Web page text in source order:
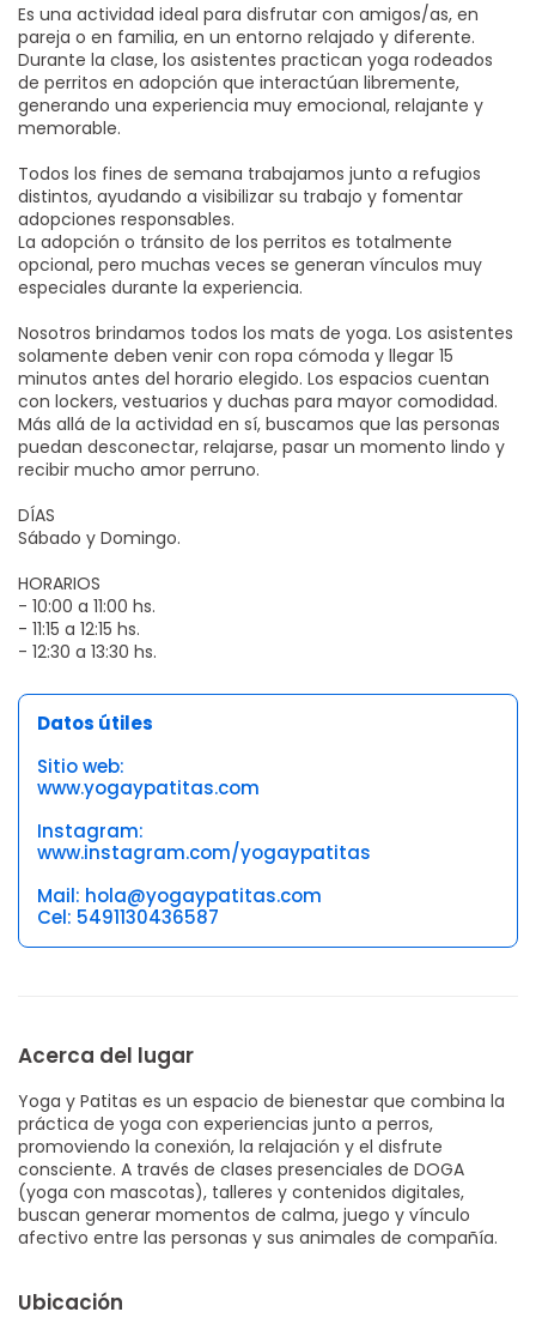
Es una actividad ideal para disfrutar con amigos/as, en
pareja o en familia, en un entorno relajado y diferente.
Durante la clase, los asistentes practican yoga rodeados
de perritos en adopción que interactúan libremente,
generando una experiencia muy emocional, relajante y
memorable.
Todos los fines de semana trabajamos junto a refugios
distintos, ayudando a visibilizar su trabajo y fomentar
adopciones responsables.
La adopción o tránsito de los perritos es totalmente
opcional, pero muchas veces se generan vínculos muy
especiales durante la experiencia.
Nosotros brindamos todos los mats de yoga. Los asistentes
solamente deben venir con ropa cómoda y llegar 15
minutos antes del horario elegido. Los espacios cuentan
con lockers, vestuarios y duchas para mayor comodidad.
Más allá de la actividad en sí, buscamos que las personas
puedan desconectar, relajarse, pasar un momento lindo y
recibir mucho amor perruno.
DÍAS
Sábado y Domingo.
HORARIOS
- 10:00 a 11:00 hs.
- 11:15 a 12:15 hs.
- 12:30 a 13:30 hs.
Datos útiles
Sitio web:
www.yogaypatitas.com
Instagram:
www.instagram.com/yogaypatitas
Mail: hola@yogaypatitas.com
Cel: 5491130436587
Acerca del lugar
Yoga y Patitas es un espacio de bienestar que combina la
práctica de yoga con experiencias junto a perros,
promoviendo la conexión, la relajación y el disfrute
consciente. A través de clases presenciales de DOGA
(yoga con mascotas), talleres y contenidos digitales,
buscan generar momentos de calma, juego y vínculo
afectivo entre las personas y sus animales de compañía.
Ubicación